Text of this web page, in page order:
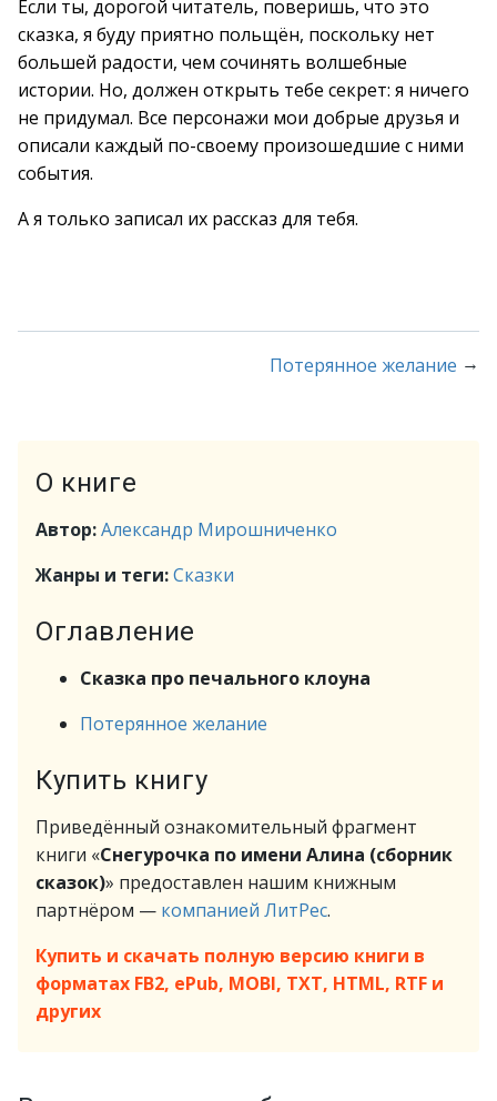
Если ты, дорогой читатель, поверишь, что это
сказка, я буду приятно польщён, поскольку нет
большей радости, чем сочинять волшебные
истории. Но, должен открыть тебе секрет: я ничего
не придумал. Все персонажи мои добрые друзья и
описали каждый по-своему произошедшие с ними
события.
А я только записал их рассказ для тебя.
Потерянное желание →
О книге
Автор:Александр Мирошниченко
Жанры и теги:Сказки
Оглавление
Сказка про печального клоуна
Потерянное желание
Купить книгу
Приведённый ознакомительный фрагмент
книги «Снегурочка по имени Алина (сборник
сказок)» предоставлен нашим книжным
партнёром — компанией ЛитРес.
Купить и скачать полную версию книги в
форматах FB2, ePub, MOBI, TXT, HTML, RTF и
других